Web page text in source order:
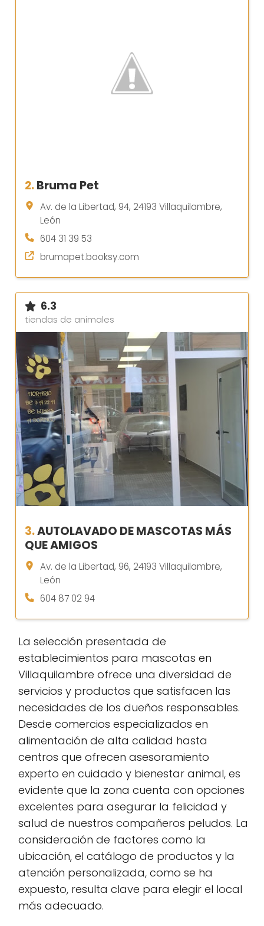
2.Bruma Pet
Av. de la Libertad, 94, 24193 Villaquilambre,
León
604 31 39 53
brumapet.booksy.com
6.3
tiendas de animales
3.AUTOLAVADO DE MASCOTAS MÁS
QUE AMIGOS
Av. de la Libertad, 96, 24193 Villaquilambre,
León
604 87 02 94
La selección presentada de
establecimientos para mascotas en
Villaquilambre ofrece una diversidad de
servicios y productos que satisfacen las
necesidades de los dueños responsables.
Desde comercios especializados en
alimentación de alta calidad hasta
centros que ofrecen asesoramiento
experto en cuidado y bienestar animal, es
evidente que la zona cuenta con opciones
excelentes para asegurar la felicidad y
salud de nuestros compañeros peludos. La
consideración de factores como la
ubicación, el catálogo de productos y la
atención personalizada, como se ha
expuesto, resulta clave para elegir el local
más adecuado.